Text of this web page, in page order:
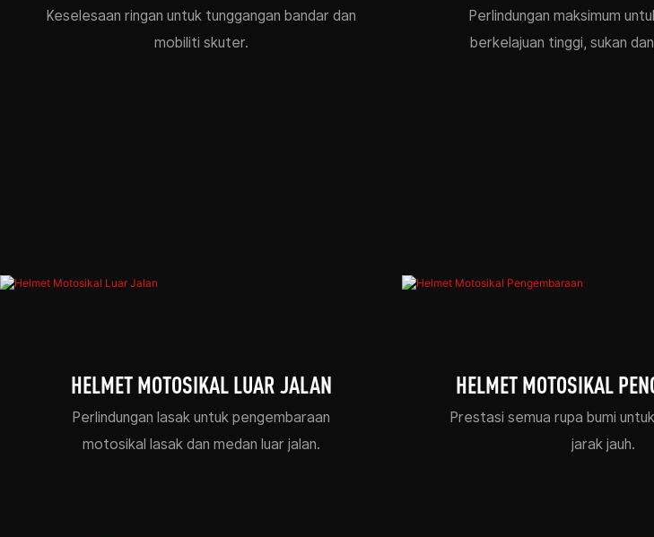
Keselesaan ringan untuk tunggangan bandar dan
mobiliti skuter.
Perlindungan maksimum
berkelajuan tinggi, sukan
HELMET MOTOSIKAL LUAR JALAN
Perlindungan lasak untuk pengembaraan
motosikal lasak dan medan luar jalan.
HELMET MOTOSIKAL
Prestasi semua rupa bumi
jarak jauh.